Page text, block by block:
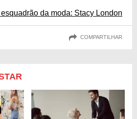
da moda: Stacy London
COMPARTILHAR